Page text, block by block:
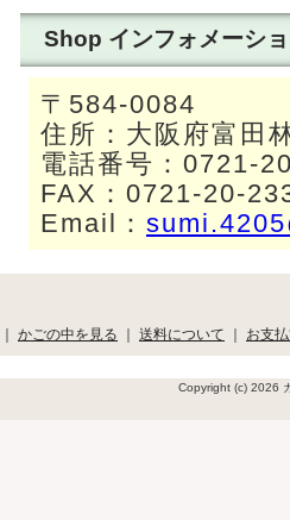
Shop インフォメーシ
〒584-0084
住所：大阪府富田
電話番号：0721-
FAX：0721-20-
Email：
｜ かごの中を見る ｜ 送料について ｜ お支
Copyright (c) 2026